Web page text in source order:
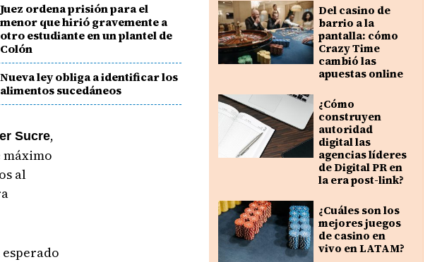
Juez ordena prisión para el
menor que hirió gravemente a
otro estudiante en un plantel de
Colón
Nueva ley obliga a identificar los
alimentos sucedáneos
Sucre,
al
Del casino de
barrio a la
pantalla: cómo
Crazy Time
cambió las
apuestas online
¿Cómo
construyen
autoridad
digital las
agencias líderes
de Digital PR en
la era post-link?
¿Cuáles son los
mejores juegos
de casino en
vivo en LATAM?